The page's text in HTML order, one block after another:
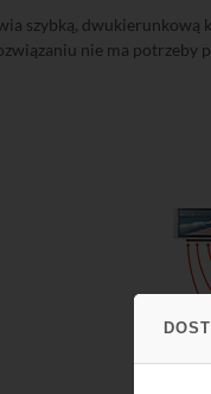
szybką, dwukierunkową
nie ma potrzeby